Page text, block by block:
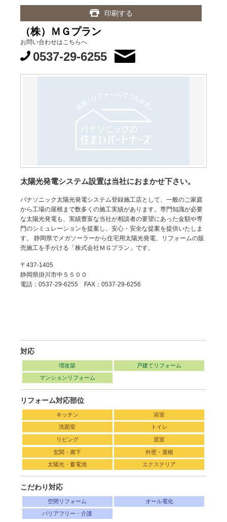
（株）ＭＧプラン
お問い合わせはこちらへ
0537-29-6255
太陽光発電システム設置は当社におまかせ下さい。
パナソニック太陽光発電システム登録施工店として、一般のご家庭
から工場の屋根まで数多くの施工実績があります。専門知識が必要
な太陽光発電も、実績豊富な当社が相談者の要望にあった金額や専
門のシミュレーションを提案し、安心・安全な提案を提供いたしま
す。 静岡県でメガソーラーから住宅用太陽光発電、リフォームの販
売施工を手がける「株式会社ＭＧプラン」です。
〒437-1405
静岡県掛川市中５５００
電話：0537-29-6255 FAX：0537-29-6256
対応
増改築 戸建てリフォーム
マンションリフォーム
リフォーム対応部位
キッチン 浴室
洗面室 トイレ
リビング 居室
玄関・廊下 外壁・屋根
太陽光・蓄電池 エクステリア
こだわり対応
空間リフォーム オール電化
バリアフリー・介護
印刷する